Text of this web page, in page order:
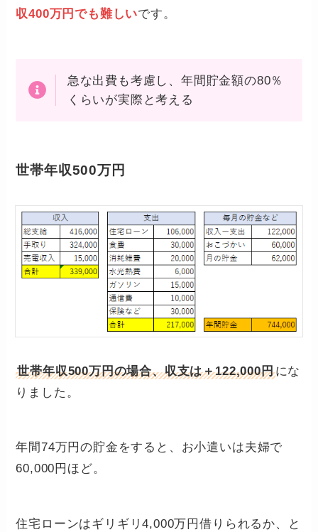
収400万円でも難しいです。
急な出費も考慮し、年間貯金額の80％
くらいが実際と考える
世帯年収500万円
世帯年収500万円の場合、収支は＋122,000円にな
りました。
年間74万円の貯金をすると、お小遣いは夫婦で
60,000円ほど。
住宅ローンはギリギリ4,000万円借りられるか、と